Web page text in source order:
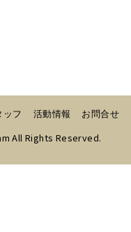
ッフ 活動情報
お問合せ
All Rights Reserved.